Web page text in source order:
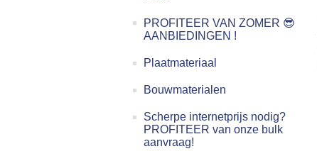
PROFITEER VAN ZOMER 😎
AANBIEDINGEN !
Plaatmateriaal
Bouwmaterialen
Scherpe internetprijs nodig?
PROFITEER van onze bulk
aanvraag!